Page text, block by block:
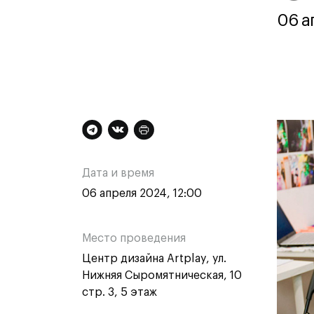
06
Дополнительная
информация
о
Дата и время
06 апреля 2024, 12:00
Место проведения
Центр дизайна Artplay, ул.
Нижняя Сыромятническая, 10
стр. 3, 5 этаж
о